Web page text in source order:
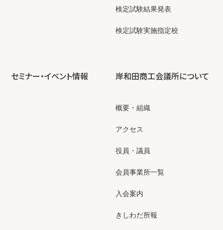
検定試験結果発表
検定試験実施指定校
セミナー・イベント情報 岸和田商工会議所について
概要・組織
アクセス
役員・議員
会員事業所一覧
入会案内
きしわだ所報